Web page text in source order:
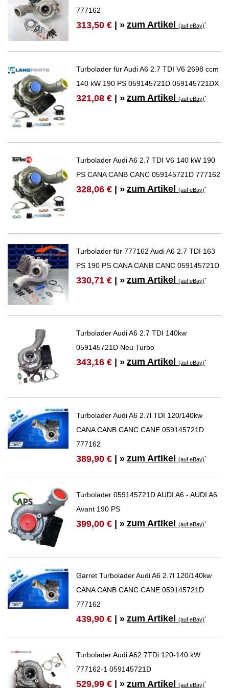
777162
313,50 € | » zum Artikel(auf eBay)*
Turbolader für Audi A6 2.7 TDI V6 2698 ccm
140 kW 190 PS 059145721D 059145721DX
321,08 € | » zum Artikel(auf eBay)*
Turbolader Audi A6 2.7 TDI V6 140 kW 190
PS CANA CANB CANC 059145721D 777162
328,06 € | » zum Artikel(auf eBay)*
Turbolader für 777162 Audi A6 2.7 TDI 163
PS 190 PS CANA CANB CANC 059145721D
330,71 € | » zum Artikel(auf eBay)*
Turbolader Audi A6 2.7 TDI 140kw
059145721D Neu Turbo
343,16 € | » zum Artikel(auf eBay)*
Turbolader Audi A6 2.7l TDI 120/140kw
CANA CANB CANC CANE 059145721D
777162
389,90 € | » zum Artikel(auf eBay)*
Turbolader 059145721D AUDI A6 - AUDI A6
Avant 190 PS
399,00 € | » zum Artikel(auf eBay)*
Garret Turbolader Audi A6 2.7l 120/140kw
CANA CANB CANC CANE 059145721D
777162
439,90 € | » zum Artikel(auf eBay)*
Turbolader Audi A62.7TDi 120-140 kW
777162-1 059145721D
529,99 € | » zum Artikel(auf eBay)*